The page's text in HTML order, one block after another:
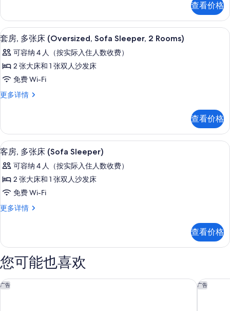
有
照
片
(Sofa
Sleeper,
View)
的
所
有
照
床,
露
台
Sleeper,
View)
多
信
息
查看价格
显
示
套
房,
张
(Oversized,
Sofa
Sleeper,
2
Rooms)
的
所
有
片
高档床上用品、客房内保险箱、办公
13
套房, 多张床 (Oversized, Sofa Sleeper, 2 Rooms)
可容纳 4 人（按实际入住人数收费）
2 张大床和 1 张双人沙发床
免费 Wi-Fi
更多详情
套
床
(Oversized,
Sofa
2
Rooms)
多
信
息
查看价格
显
示
客
房,
张
(Sofa
Sleeper)
的
所
有
高档床上用品、客房内保险箱、办公
4
客房, 多张床 (Sofa Sleeper)
可容纳 4 人（按实际入住人数收费）
2 张大床和 1 张双人沙发床
免费 Wi-Fi
更多详情
客
床
(Sofa
Sleeper)
更
多
信
查看价格
您可能也喜欢
广告
布尤纳维斯塔湖 - 奥兰多希尔顿欣庭酒店 广告
格兰德